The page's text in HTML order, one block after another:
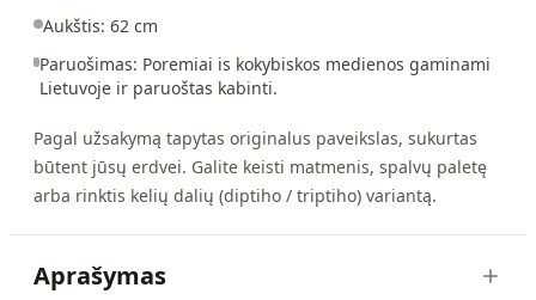
Aukštis: 62 cm
Paruošimas: Poremiai is kokybiskos medienos gaminami
Lietuvoje ir paruoštas kabinti.
Pagal užsakymą tapytas originalus paveikslas, sukurtas
būtent jūsų erdvei. Galite keisti matmenis, spalvų paletę
arba rinktis kelių dalių (diptiho / triptiho) variantą.
Aprašymas